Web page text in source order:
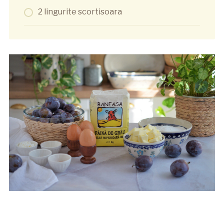
2 lingurite scortisoara